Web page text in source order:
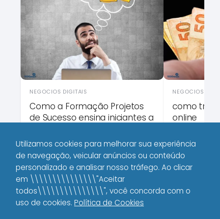
NEGOCIOS DIGITAIS
Como a Formação Projetos
de Sucesso ensina iniciantes a
Inteligência Artificial
NEGOCIOS
como
online
Utilizamos cookies para melhorar sua experiência
de navegação, veicular anúncios ou conteúdo
personalizado e analisar nosso tráfego. Ao clicar
em \\\\\\\\\\\\\\\"Aceitar
todos\\\\\\\\\\\\\\\", você concorda com o
uso de cookies. Política de Cookies